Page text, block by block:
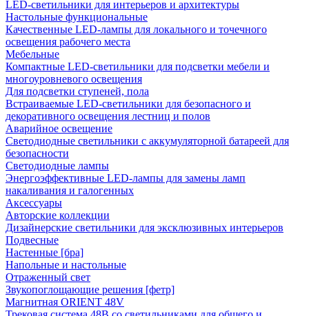
LED-светильники для интерьеров и архитектуры
Настольные функциональные
Качественные LED-лампы для локального и точечного
освещения рабочего места
Мебельные
Компактные LED-светильники для подсветки мебели и
многоуровневого освещения
Для подсветки ступеней, пола
Встраиваемые LED-светильники для безопасного и
декоративного освещения лестниц и полов
Аварийное освещение
Светодиодные светильники с аккумуляторной батареей для
безопасности
Светодиодные лампы
Энергоэффективные LED-лампы для замены ламп
накаливания и галогенных
Аксессуары
Авторские коллекции
Дизайнерские светильники для эксклюзивных интерьеров
Подвесные
Настенные [бра]
Напольные и настольные
Отраженный свет
Звукопоглощающие решения [фетр]
Магнитная ORIENT 48V